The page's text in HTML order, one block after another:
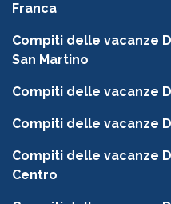
Franca
Compiti delle vacanze
San Martino
Compiti delle vacanze
Compiti delle vacanze
Compiti delle vacanze
Centro